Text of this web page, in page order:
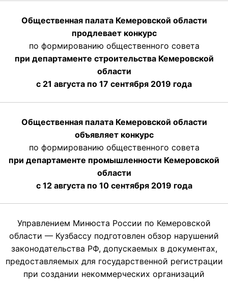
Общественная палата Кемеровской области
продлевает конкурс
по формированию общественного совета
при департаменте строительства Кемеровской
области
с 21 августа по 17 сентября 2019 года
Общественная палата Кемеровской области
объявляет конкурс
по формированию общественного совета
при департаменте промышленности Кемеровской
области
с 12 августа по 10 сентября 2019 года
Управлением Минюста России по Кемеровской
области — Кузбассу подготовлен обзор нарушений
законодательства РФ, допускаемых в документах,
предоставляемых для государственной регистрации
при создании некоммерческих организаций